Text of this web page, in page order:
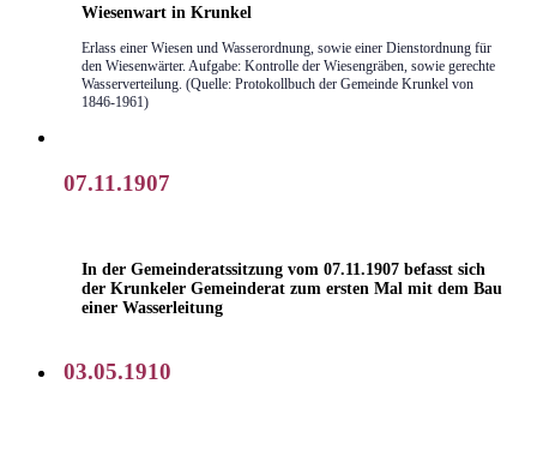
Wiesenwart in Krunkel
Erlass einer Wiesen und Wasserordnung, sowie einer Dienstordnung für
den Wiesenwärter. Aufgabe: Kontrolle der Wiesengräben, sowie gerechte
Wasserverteilung. (Quelle: Protokollbuch der Gemeinde Krunkel von
1846-1961)
07.11.1907
In der Gemeinderatssitzung vom 07.11.1907 befasst sich
der Krunkeler Gemeinderat zum ersten Mal mit dem Bau
einer Wasserleitung
03.05.1910